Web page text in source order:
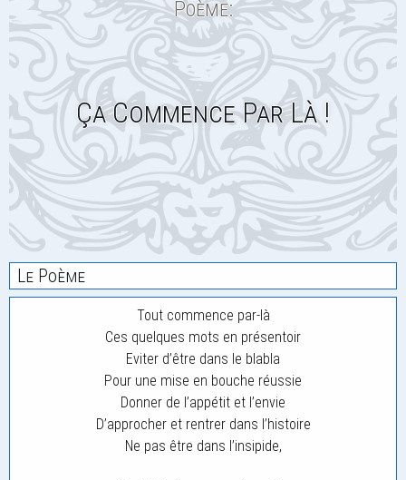
Poème:
Ça Commence Par Là !
Le Poème
Tout commence par-là
Ces quelques mots en présentoir
Eviter d’être dans le blabla
Pour une mise en bouche réussie
Donner de l’appétit et l’envie
D’approcher et rentrer dans l’histoire
Ne pas être dans l’insipide,